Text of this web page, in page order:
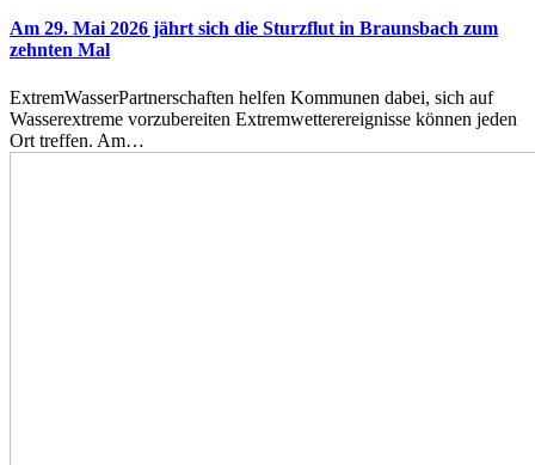
Am 29. Mai 2026 jährt sich die Sturzflut in Braunsbach zum
zehnten Mal
ExtremWasserPartnerschaften helfen Kommunen dabei, sich auf
Wasserextreme vorzubereiten Extremwetterereignisse können jeden
Ort treffen. Am…